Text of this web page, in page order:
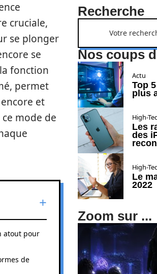
cruciale,
se plonger
se
fonction
permet
et
mode de
atout pour
de
Recherche
Nos coups
Actu
Top
plus
High-
Les
des
High-
Le
2022
Zoom sur ...